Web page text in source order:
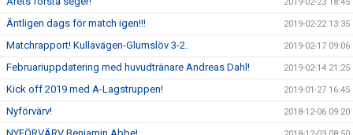
2019-02-23 18:45
Äntligen dags för match igen!!! 2019-02-22 13:35
Matchrapport! Kullavägen-Glumslöv 3-2. 2019-02-17 09:06
Februariuppdatering med huvudtränare Andreas Dahl! 2019-02-14 21:25
Kick off 2019 med A-Lagstruppen! 2019-01-27 16:45
Nyförvärv! 2018-12-06 09:20